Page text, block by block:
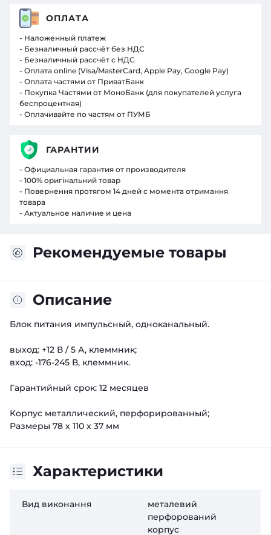
Рекомендуемые товары
Описание
Блок питания импульсный, одноканальный.
выход: +12 В / 5 А, клеммник;
вход: -176-245 В, клеммник.
Гарантийный срок: 12 месяцев
Корпус металлический, перфорированный;
Размеры 78 x 110 x 37 мм
Характеристики
Вид виконання
металевий
перфорований
корпус
ОПЛАТА
- Наложенный платеж
- Безналичный рассчёт без НДС
- Безналичный рассчёт с НДС
- Оплата online (Visa/MasterCard, Apple Pay, Google Pay)
- Оплата частями от ПриватБанк
- Покупка Частями от МоноБанк (для покупателей услуга
беспроцентная)
- Оплачивайте по частям от ПУМБ
ГАРАНТИИ
- Официальная гарантия от производителя
- 100% оригінальний товар
- Повернення протягом 14 дней с момента отримання
товара
- Актуальное наличие и цена